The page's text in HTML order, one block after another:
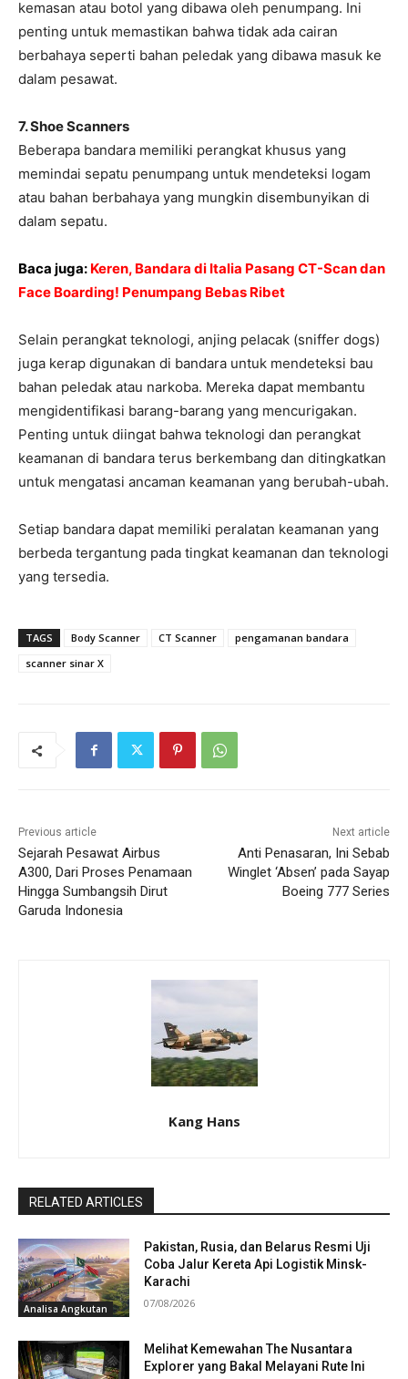
kemasan atau botol yang dibawa oleh penumpang. Ini
penting untuk memastikan bahwa tidak ada cairan
berbahaya seperti bahan peledak yang dibawa masuk ke
dalam pesawat.
7. Shoe Scanners
Beberapa bandara memiliki perangkat khusus yang
memindai sepatu penumpang untuk mendeteksi logam
atau bahan berbahaya yang mungkin disembunyikan di
dalam sepatu.
Baca juga: Keren, Bandara di Italia Pasang CT-Scan dan
Face Boarding! Penumpang Bebas Ribet
Selain perangkat teknologi, anjing pelacak (sniffer dogs)
juga kerap digunakan di bandara untuk mendeteksi bau
bahan peledak atau narkoba. Mereka dapat membantu
mengidentifikasi barang-barang yang mencurigakan.
Penting untuk diingat bahwa teknologi dan perangkat
keamanan di bandara terus berkembang dan ditingkatkan
untuk mengatasi ancaman keamanan yang berubah-ubah.
Setiap bandara dapat memiliki peralatan keamanan yang
berbeda tergantung pada tingkat keamanan dan teknologi
yang tersedia.
TAGS Body Scanner CT Scanner
pengamanan bandara
scanner sinar X
Previous article
Sejarah Pesawat Airbus
A300, Dari Proses Penamaan
Hingga Sumbangsih Dirut
Garuda Indonesia
Next article
Anti Penasaran, Ini Sebab
Winglet ‘Absen’ pada Sayap
Boeing 777 Series
Kang Hans
RELATED ARTICLES
Analisa Angkutan
Pakistan, Rusia, dan Belarus Resmi Uji
Coba Jalur Kereta Api Logistik Minsk-
Karachi
07/08/2026
Melihat Kemewahan The Nusantara
Explorer yang Bakal Melayani Rute Ini